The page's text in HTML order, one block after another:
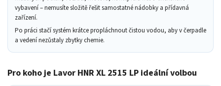
vybavení – nemusíte složitě řešit samostatné nádobky a přídavná
zařízení.
Po práci stačí systém krátce propláchnout čistou vodou, aby v čerpadle
a vedení nezůstaly zbytky chemie.
Pro koho je Lavor HNR XL 2515 LP ideální volbou